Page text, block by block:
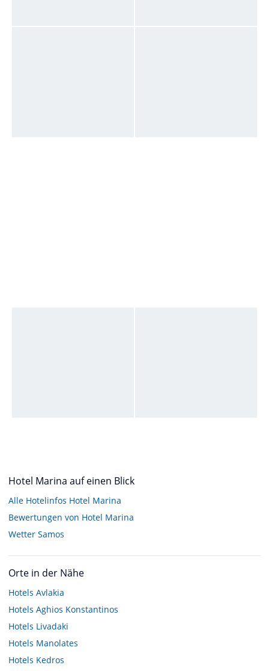
Hotel Marina auf einen Blick
Alle Hotelinfos Hotel Marina
Bewertungen von Hotel Marina
Wetter Samos
Orte in der Nähe
Hotels Avlakia
Hotels Aghios Konstantinos
Hotels Livadaki
Hotels Manolates
Hotels Kedros